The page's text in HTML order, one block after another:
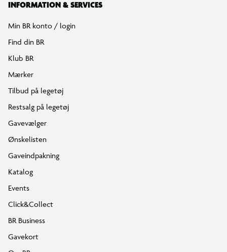
INFORMATION & SERVICES
Min BR konto / login
Find din BR
Klub BR
Mærker
Tilbud på legetøj
Restsalg på legetøj
Gavevælger
Ønskelisten
Gaveindpakning
Katalog
Events
Click&Collect
BR Business
Gavekort